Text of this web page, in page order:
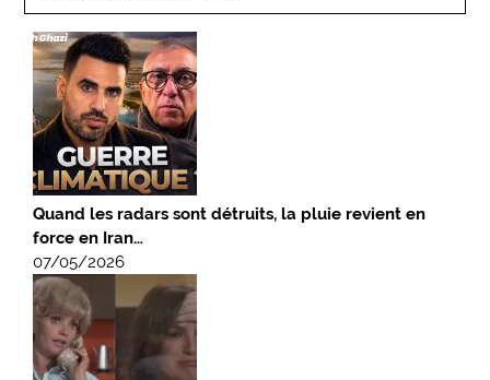
Quand les radars sont détruits, la pluie revient en
force en Iran…
07/05/2026